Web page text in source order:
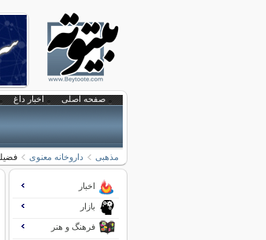
صفحه اصلی اخبار داغ
مذهبی داروخانه معنوی
اخبار
بازار
فرهنگ و هنر